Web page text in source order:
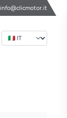
info@clicmotor.it